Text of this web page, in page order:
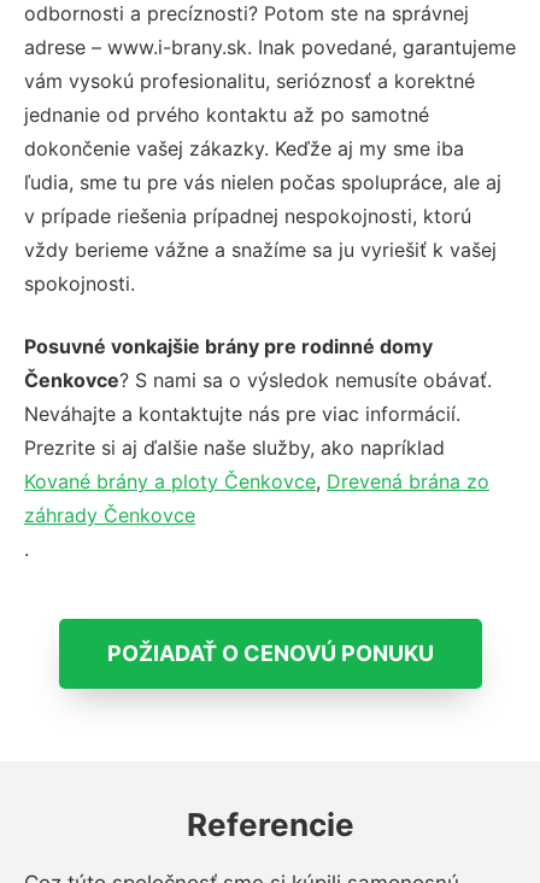
odbornosti a precíznosti? Potom ste na správnej
adrese – www.i-brany.sk. Inak povedané, garantujeme
vám vysokú profesionalitu, serióznosť a korektné
jednanie od prvého kontaktu až po samotné
dokončenie vašej zákazky. Keďže aj my sme iba
ľudia, sme tu pre vás nielen počas spolupráce, ale aj
v prípade riešenia prípadnej nespokojnosti, ktorú
vždy berieme vážne a snažíme sa ju vyriešiť k vašej
spokojnosti.
Posuvné vonkajšie brány pre rodinné domy
Čenkovce? S nami sa o výsledok nemusíte obávať.
Neváhajte a kontaktujte nás pre viac informácií.
Prezrite si aj ďalšie naše služby, ako napríklad
Kované brány a ploty Čenkovce, Drevená brána zo
záhrady Čenkovce
.
POŽIADAŤ O CENOVÚ PONUKU
Referencie